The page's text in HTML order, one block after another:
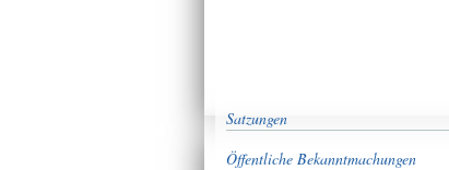
Satzungen
Öffentliche Bekanntmachungen